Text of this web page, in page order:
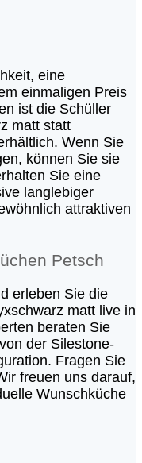
eine
einmaligen Preis
ist die Schüller
matt statt
Wenn Sie
können Sie sie
Sie eine
langlebiger
attraktiven
Petsch
erleben Sie die
matt live in
beraten Sie
der Silestone-
Fragen Sie
freuen uns darauf,
Wunschküche